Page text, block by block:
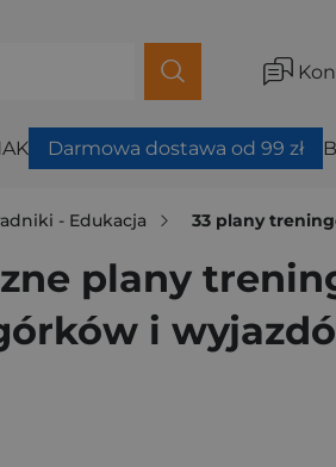
Darmowa dostawa od 99 zł
- Edukacja 33 plany treningowe dla koni.
plany
i